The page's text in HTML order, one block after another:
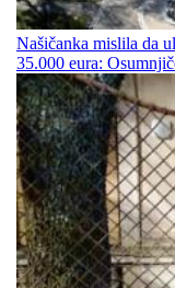
Našičanka mislila da
35.000 eura: